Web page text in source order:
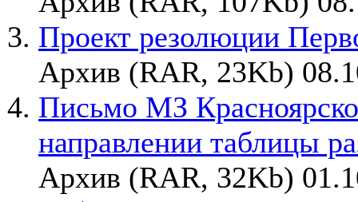
Проект резолюции
Архив (RAR, 23Kb)
Письмо МЗ
направлении таблицы
Архив (RAR, 32Kb)